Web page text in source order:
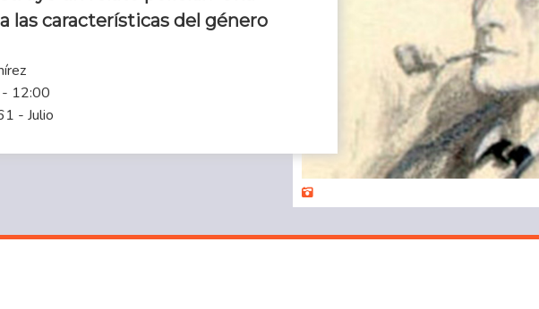
las características del género
12:00
- Julio